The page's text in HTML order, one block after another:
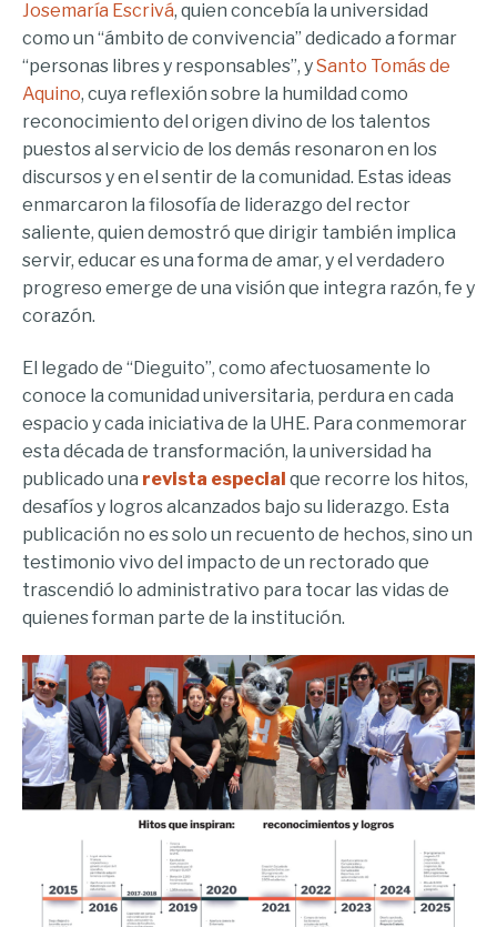
Josemaría Escrivá, quien concebía la universidad
como un “ámbito de convivencia” dedicado a formar
“personas libres y responsables”, ySanto Tomás de
Aquino, cuya reflexión sobre la humildad como
reconocimiento del origen divino de los talentos
puestos al servicio de los demás resonaron en los
discursos y en el sentir de la comunidad. Estas ideas
enmarcaron la filosofía de liderazgo del rector
saliente, quien demostró que dirigir también implica
servir, educar es una forma de amar, y el verdadero
progreso emerge de una visión que integra razón, fe y
corazón.
El legado de “Dieguito”, como afectuosamente lo
conoce la comunidad universitaria, perdura en cada
espacio y cada iniciativa de la UHE. Para conmemorar
esta década de transformación, la universidad ha
publicado una revista especial que recorre los hitos,
desafíos y logros alcanzados bajo su liderazgo. Esta
publicación no es solo un recuento de hechos, sino un
testimonio vivo del impacto de un rectorado que
trascendió lo administrativo para tocar las vidas de
quienes forman parte de la institución.